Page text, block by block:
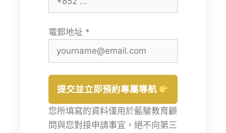
電郵地址 *
提交並立即預約專屬導航
您所填寫的資料僅用於藍駿教育顧
問與您對接申請事宜，絕不向第三